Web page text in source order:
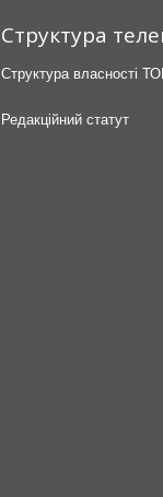
Структура
Структура власності
Редакційний статут